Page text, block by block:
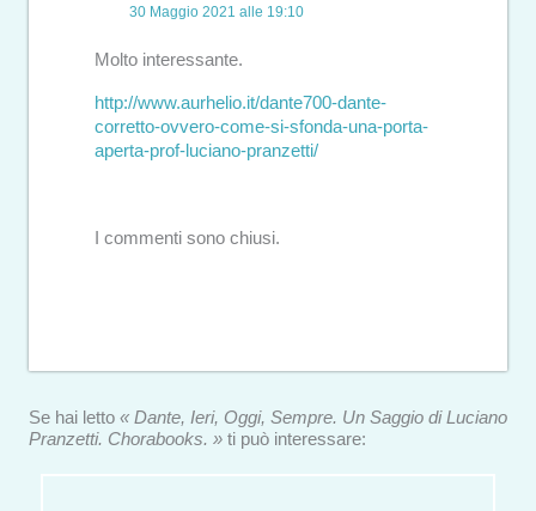
30 Maggio 2021 alle 19:10
Molto interessante.
http://www.aurhelio.it/dante700-dante-
corretto-ovvero-come-si-sfonda-una-porta-
aperta-prof-luciano-pranzetti/
I commenti sono chiusi.
Se hai letto « Dante, Ieri, Oggi, Sempre. Un Saggio di Luciano
Pranzetti. Chorabooks. » ti può interessare: